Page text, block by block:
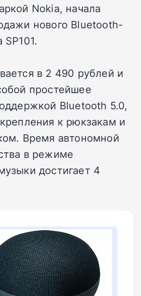
Nokia, начала
нового Bluetooth-
в 2 490 рублей и
простейшее
Bluetooth 5.0,
к рюкзакам и
Время автономной
в режиме
достигает 4